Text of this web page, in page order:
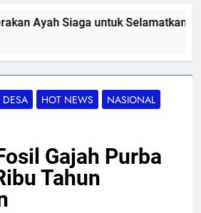
Ayah Siaga untuk Selamatkan Ibu
DESA HOT NEWS
NASIONAL
Gajah Purba
Tahun